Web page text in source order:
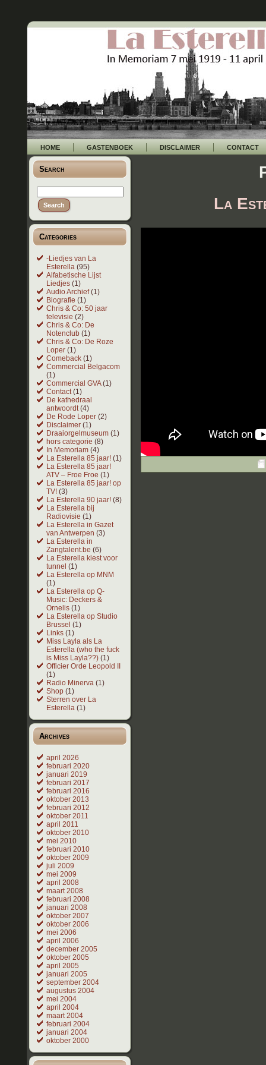
HOME GASTENBOEK DISCLAIMER CONTACT
Search
Categories
-Liedjes van La
Esterella (95)
Alfabetische Lijst
Liedjes (1)
Audio Archief(1)
Biografie (1)
Chris & Co: 50 jaar
televisie (2)
Chris & Co: De
Notenclub (1)
Chris & Co: De Roze
Loper (1)
Comeback (1)
Commercial Belgacom
(1)
Commercial GVA(1)
Contact(1)
De kathedraal
antwoordt(4)
De Rode Loper (2)
Disclaimer (1)
Draaiorgelmuseum (1)
hors categorie (8)
In Memoriam (4)
La Esterella 85 jaar! (1)
La Esterella 85 jaar!
ATV – Froe Froe (1)
La Esterella 85 jaar! op
TV! (3)
La Esterella 90 jaar! (8)
La Esterella bij
Radiovisie (1)
La Esterella in Gazet
van Antwerpen (3)
La Esterella in
Zangtalent.be (6)
La Esterella kiest voor
tunnel (1)
La Esterella op MNM
(1)
La Esterella op Q-
Music: Deckers &
Ornelis (1)
La Esterella op Studio
Brussel (1)
Links (1)
Miss Layla als La
Esterella (who the fuck
is Miss Layla??) (1)
Officier Orde Leopold II
(1)
Radio Minerva (1)
Shop (1)
Sterren over La
Esterella (1)
Archives
april 2026
februari 2020
januari 2019
februari 2017
februari 2016
oktober 2013
februari 2012
oktober 2011
april 2011
oktober 2010
mei 2010
februari 2010
oktober 2009
juli 2009
mei 2009
april 2008
maart 2008
februari 2008
januari 2008
oktober 2007
oktober 2006
mei 2006
april 2006
december 2005
oktober 2005
april 2005
januari 2005
september 2004
augustus 2004
mei 2004
april 2004
maart 2004
februari 2004
januari 2004
oktober 2000
La